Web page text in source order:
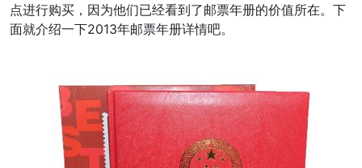
点进行购买，因为他们已经看到了邮票年册的价值所在。下
面就介绍一下2013年邮票年册详情吧。